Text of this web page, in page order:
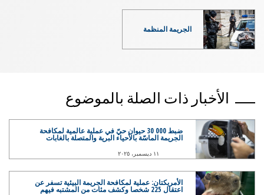
الجريمة المنظمة
الأخبار ذات الصلة بالموضوع
ضبط ‎30 000 حيوان حيّ في عملية عالمية لمكافحة
الجريمة الماسّة بالأحياء البرية والمتصلة بالغابات
١١ ديسمبر، ٢٠٢٥
الأمريكتان: عملية لمكافحة الجريمة البيئية تسفر عن
اعتقال 225 شخصا وكشف مئات من المشتبه فيهم